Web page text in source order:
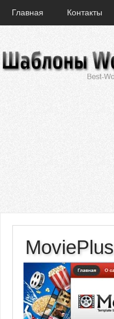
Главная Контакты
MoviePlus